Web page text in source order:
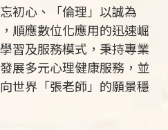
初心、「倫理」以誠為
順應數位化應用的迅速崛
習及服務模式，秉持專業
展多元心理健康服務，並
世界「張老師」的願景穩